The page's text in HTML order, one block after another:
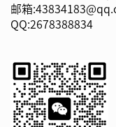
邮箱
QQ:2678388834